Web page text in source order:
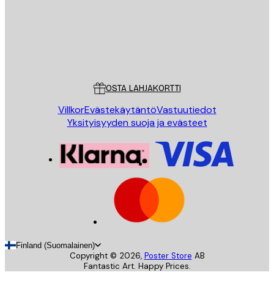
OSTA LAHJAKORTTI
VillkorEvästekäytäntöVastuutiedot
Yksityisyyden suoja ja evästeet
Finland (Suomalainen)
Copyright © 2026, Poster Store AB
Fantastic Art. Happy Prices.